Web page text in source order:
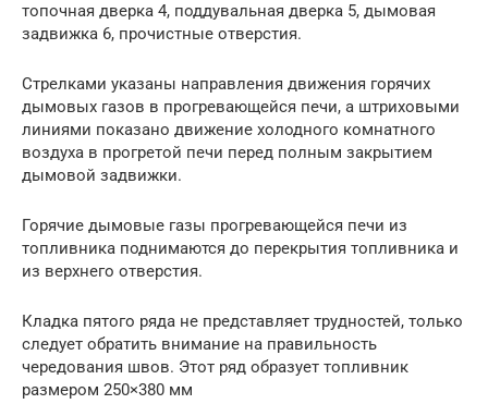
топочная дверка 4, поддувальная дверка 5, дымовая
задвижка 6, прочистные отверстия.
Стрелками указаны направления движения горячих
дымовых газов в прогревающейся печи, а штриховыми
линиями показано движение холодного комнатного
воздуха в прогретой печи перед полным закрытием
дымовой задвижки.
Горячие дымовые газы прогревающейся печи из
топливника поднимаются до перекрытия топливника и
из верхнего отверстия.
Кладка пятого ряда не представляет трудностей, только
следует обратить внимание на правильность
чередования швов. Этот ряд образует топливник
размером 250×380 мм